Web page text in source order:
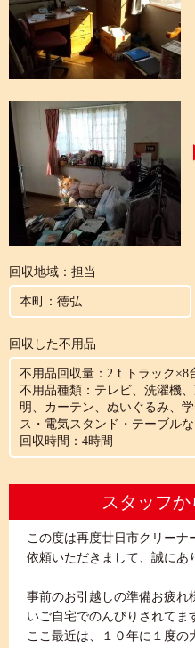
回収地域：担当
本町：徳弘
回収した不用品
不用品回収量：2ｔトラック×8
不用品種類：テレビ、洗濯機
明、カーテン、ぬいぐるみ、
ス・電気スタンド・テーブル
回収時間：4時間
スタッフ
この度は再度廿日市クリー
依頼いただきまして、誠にあ
事前のお引越しの準備お疲れ
いご自宅でのんびりされてま
ここ最近は、１０年に１度の